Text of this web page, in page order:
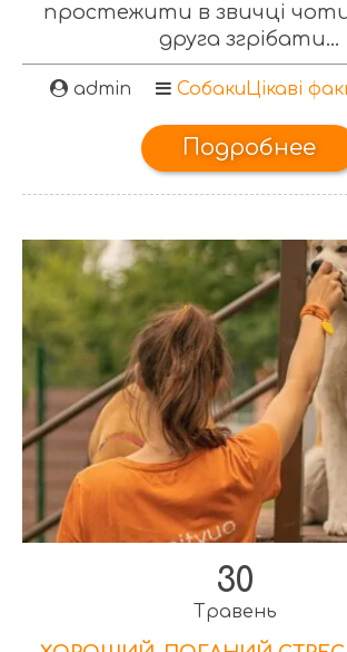
простежити в звичці
друга згрібати...
admin Собаки Цікаві
Подробнее
30
Травень